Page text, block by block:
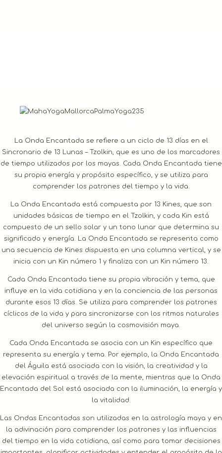
La Onda Encantada se refiere a un ciclo de 13 días en el
Sincronario de 13 Lunas – Tzolkin, que es uno de los marcadores
de tiempo utilizados por los mayas. Cada Onda Encantada tiene
su propia energía y propósito específico, y se utiliza para
comprender los patrones del tiempo y la vida.
La Onda Encantada está compuesta por 13 Kines, que son
unidades básicas de tiempo en el Tzolkin, y cada Kin está
compuesto de un sello solar y un tono lunar que determina su
significado y energía. La Onda Encantada se representa como
una secuencia de Kines dispuesta en una columna vertical, y se
inicia con un Kin número 1 y finaliza con un Kin número 13.
Cada Onda Encantada tiene su propia vibración y tema, que
influye en la vida cotidiana y en la conciencia de las personas
durante esos 13 días. Se utiliza para comprender los patrones
cíclicos de la vida y para sincronizarse con los ritmos naturales
del universo según la cosmovisión maya.
Cada Onda Encantada se asocia con un Kin específico que
representa su energía y tema. Por ejemplo, la Onda Encantada
del Águila está asociada con la visión, la creatividad y la
elevación espiritual a través de la mente, mientras que la Onda
Encantada del Sol está asociada con la iluminación, la energía y
la vitalidad.
Las Ondas Encantadas son utilizadas en la astrología maya y en
la adivinación para comprender los patrones y las influencias
del tiempo en la vida cotidiana, así como para tomar decisiones